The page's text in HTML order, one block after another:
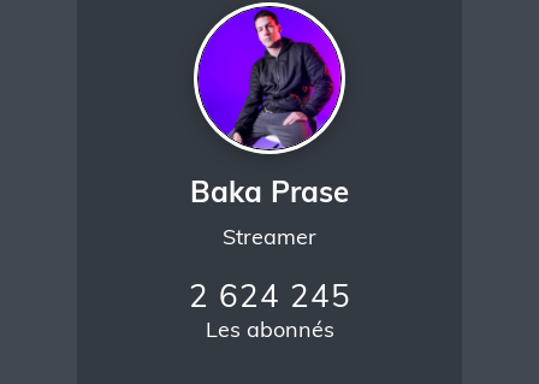
Baka Prase
Streamer
2 624 245
Les abonnés